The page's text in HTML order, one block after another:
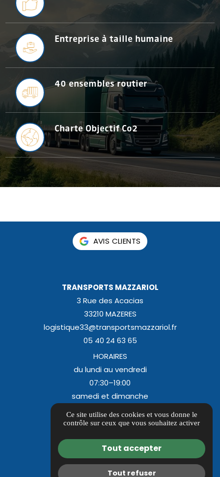
Entreprise à taille humaine
40 ensembles routier
Charte Objectif Co2
AVIS CLIENTS
TRANSPORTS MAZZARIOL
3 Rue des Acacias
33210 MAZERES
logistique33@transportsmazzariol.fr
05 40 24 63 65
HORAIRES
du lundi au vendredi
07:30–19:00
samedi et dimanche
Itinéraire
Guide Local
Informations complémentaires
Mentions légales
Ce site utilise des cookies et vous donne le
contrôle sur ceux que vous souhaitez activer
Tout accepter
Tout refuser